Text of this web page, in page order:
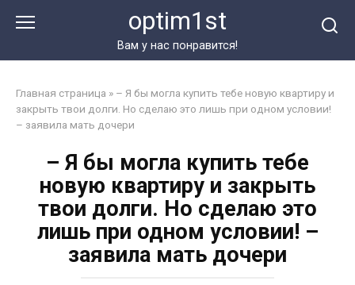
optim1st
Вам у нас понравится!
Главная страница » – Я бы могла купить тебе новую квартиру и
закрыть твои долги. Но сделаю это лишь при одном условии!
– заявила мать дочери
– Я бы могла купить тебе
новую квартиру и закрыть
твои долги. Но сделаю это
лишь при одном условии! –
заявила мать дочери